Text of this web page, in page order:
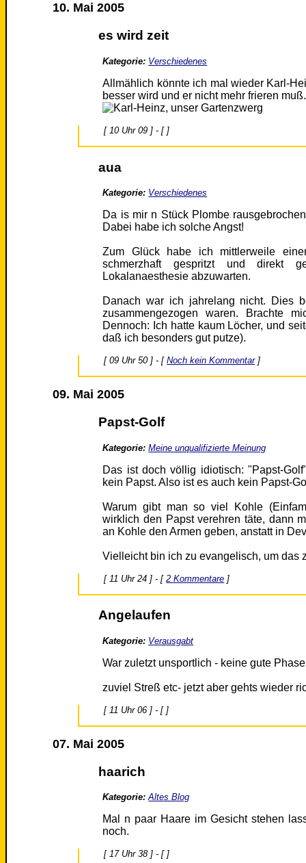
10. Mai 2005
es wird zeit
Kategorie: Verschiedenes
Allmählich könnte ich mal wieder Karl-
besser wird und er nicht mehr frieren
[ 10 Uhr 09 ] - [ ]
aua
Kategorie: Verschiedenes
Da is mir n Stück Plombe
Dabei habe ich solche Angst!
Zum Glück habe ich mittlerweile
schmerzhaft gespritzt und direkt
Lokalanaesthesie abzuwarten.
Danach war ich jahrelang nicht. Dies
zusammengezogen waren. Brachte
Dennoch: Ich hatte kaum Löcher, und
daß ich besonders gut putze).
[ 09 Uhr 50 ] - [Noch kein Kommentar]
09. Mai 2005
Papst-Golf
Kategorie: Meine unqualifizierte Meinung
Das ist doch völlig idiotisch: "Papst-
kein Papst. Also ist es auch kein Papst-
Warum gibt man so viel Kohle
wirklich den Papst verehren täte, dann
an Kohle den Armen geben, anstatt in
Vielleicht bin ich zu evangelisch, um das
[ 11 Uhr 24 ] - [2 Kommentare ]
Angelaufen
Kategorie: Verausgabt
War zuletzt unsportlich - keine gute
zuviel Streß etc- jetzt aber gehts wieder
[ 11 Uhr 06 ] - [ ]
07. Mai 2005
haarich
Kategorie: Altes Blog
Mal n paar Haare im Gesicht stehen
noch.
[ 17 Uhr 38 ] - [ ]